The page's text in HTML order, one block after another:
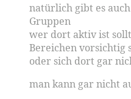
natürlich gibt es
Gruppen
wer dort aktiv ist
Bereichen vorsichtig
oder sich dort gar
man kann gar nicht